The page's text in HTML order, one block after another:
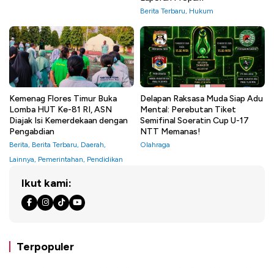
Berita Terbaru, Hukum
Kemenag Flores Timur Buka
Lomba HUT Ke-81 RI, ASN
Diajak Isi Kemerdekaan dengan
Pengabdian
Berita, Berita Terbaru, Daerah,
Lainnya, Pemerintahan, Pendidikan
Delapan Raksasa Muda Siap Adu
Mental: Perebutan Tiket
Semifinal Soeratin Cup U-17
NTT Memanas!
Olahraga
Ikut kami:
Terpopuler